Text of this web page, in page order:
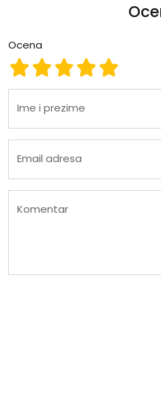
Ocena
Ocena 5
Ocena 4
Ocena 3
Ocena 2
Ocena 1
Ime i prezime
Email adresa
Komentar